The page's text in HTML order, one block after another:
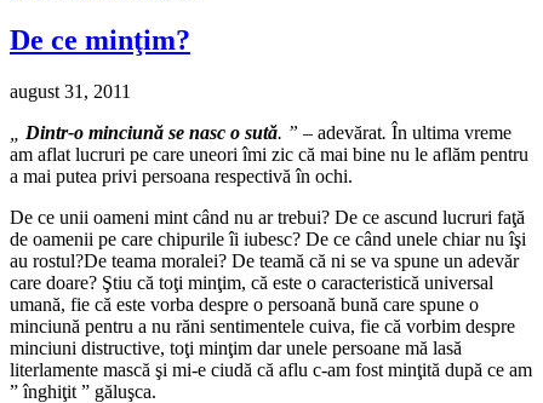
De ce minţim?
august 31, 2011
Dintr-o minciună se nasc o sută. ” – adevărat. În ultima vreme
am aflat lucruri pe care uneori îmi zic că mai bine nu le aflăm pentru
a mai putea privi persoana respectivă în ochi.
De ce unii oameni mint când nu ar trebui? De ce ascund lucruri faţă
de oamenii pe care chipurile îi iubesc? De ce când unele chiar nu îşi
au rostul?De teama moralei? De teamă că ni se va spune un adevăr
care doare? Ştiu că toţi minţim, că este o caracteristică universal
umană, fie că este vorba despre o persoană bună care spune o
minciună pentru a nu răni sentimentele cuiva, fie că vorbim despre
minciuni distructive, toţi minţim dar unele persoane mă lasă
literlamente mască şi mi-e ciudă că aflu c-am fost minţită după ce am
” înghiţit ” găluşca.